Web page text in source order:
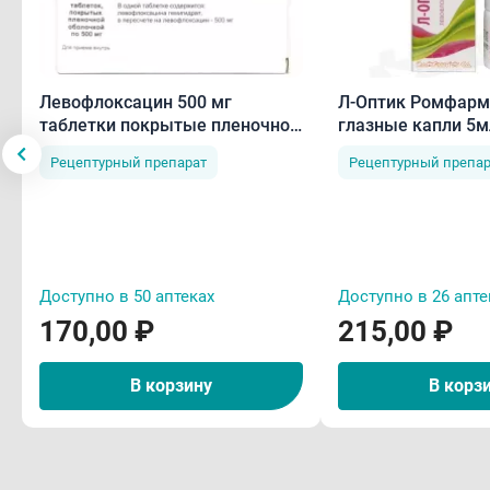
•
•
•
•
•
•
Левофлоксацин 500 мг
таблетки покрытые пленочной
Рецептурный препарат
Доступно в 50 аптеках
170,00 ₽
В корзину
Л-Оптик Ромфарм
глазные капли
Рецептурный
Доступно в 26
215,00 ₽
В